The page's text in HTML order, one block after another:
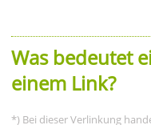
Was bedeutet
einem Link?
*) Bei dieser Verlinkung